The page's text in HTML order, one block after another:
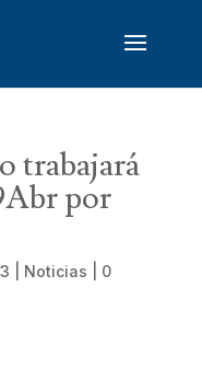
trabajará
por
Noticias
0